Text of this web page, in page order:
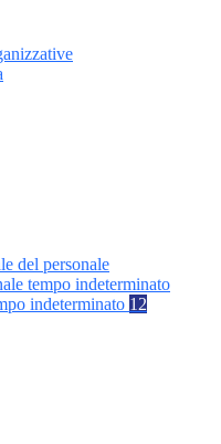
del personale
tempo indeterminato
indeterminato 12